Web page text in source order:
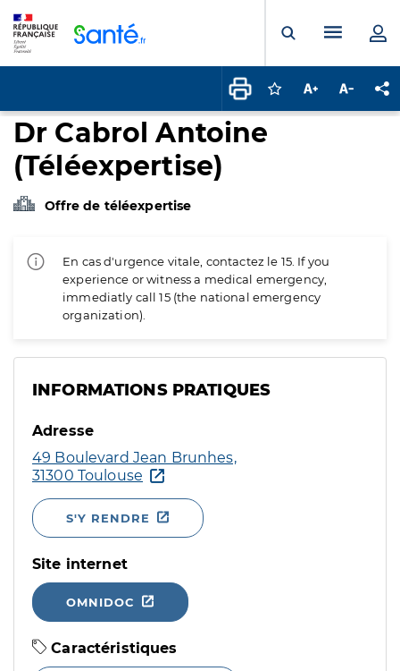
Ouvrir laMenu
Connectez-vous
Augmenter la
Dr Cabrol Antoine
(Téléexpertise)
Offre de téléexpertise
En cas d'urgence vitale, contactez le 15. If you
experience or witness a medical emergency,
immediatly call 15 (the national emergency
organization).
INFORMATIONS PRATIQUES
Adresse
49 Boulevard Jean Brunhes,
31300 Toulouse
S'Y RENDRE
Site internet
OMNIDOC
Caractéristiques